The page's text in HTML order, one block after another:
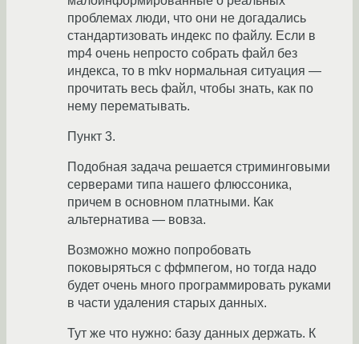
проблемах люди, что они не догадались
стандартизовать индекс по файлу. Если в
mp4 очень непросто собрать файл без
индекса, то в mkv нормальная ситуация —
прочитать весь файл, чтобы знать, как по
нему перематывать.
Пункт 3.
Подобная задача решается стриминговыми
серверами типа нашего флюссоника,
причем в основном платными. Как
альтернатива — вовза.
Возможно можно попробовать
поковыряться с ффмпегом, но тогда надо
будет очень много программировать руками
в части удаления старых данных.
Тут же что нужно: базу данных держать. К